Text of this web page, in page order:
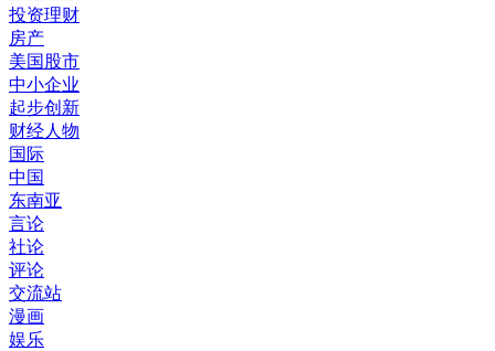
投资理财
房产
美国股市
中小企业
起步创新
财经人物
国际
中国
东南亚
言论
社论
评论
交流站
漫画
娱乐